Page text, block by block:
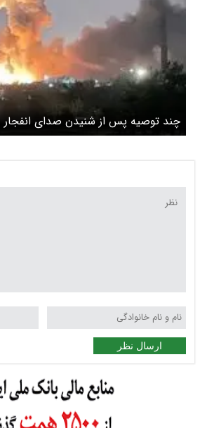
چند توصیه پس از شنیدن صدای انفجار + اینفوگرافیک
ارسال نظر